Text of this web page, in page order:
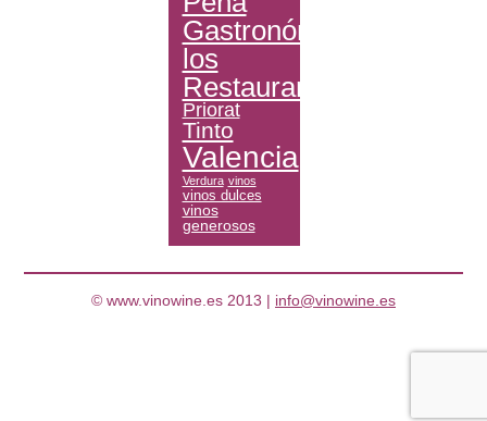
Gastronómica
los
Restauranteros
Priorat
Tinto
Valencia
Verdura vinos
vinos dulces
vinos
generosos
© www.vinowine.es 2013 | info@vinowine.es